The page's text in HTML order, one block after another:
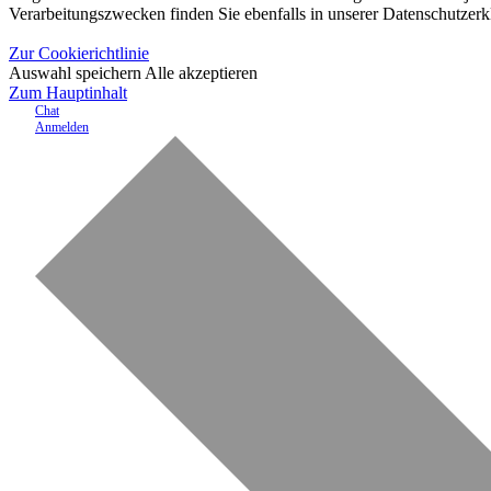
Verarbeitungszwecken finden Sie ebenfalls in unserer
Zur Cookierichtlinie
Auswahl speichern Alle akzeptieren
Zum Hauptinhalt
Chat
Anmelden